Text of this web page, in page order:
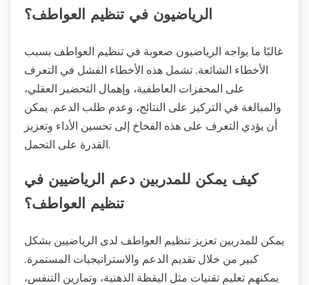
الرياضيون في تنظيم العواطف؟
غالبًا ما يواجه الرياضيون صعوبة في تنظيم العواطف بسبب
الأخطاء الشائعة. تشمل هذه الأخطاء الفشل في التعرف
على المحفزات العاطفية، وإهمال التحضير العقلي،
والمبالغة في التركيز على النتائج، وعدم طلب الدعم. يمكن
أن يؤدي التعرف على هذه الفخاخ إلى تحسين الأداء وتعزيز
القدرة على التحمل.
كيف يمكن للمدربين دعم الرياضيين في
تنظيم العواطف؟
يمكن للمدربين تعزيز تنظيم العواطف لدى الرياضيين بشكل
كبير من خلال تقديم الدعم والاستراتيجيات المستمرة.
يمكنهم تعليم تقنيات مثل اليقظة الذهنية، وتمارين التنفس،